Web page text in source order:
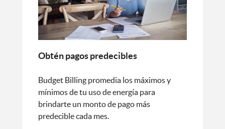
Obtén pagos predecibles
Budget Billing promedia los máximos y
mínimos de tu uso de energía para
brindarte un monto de pago más
predecible cada mes.